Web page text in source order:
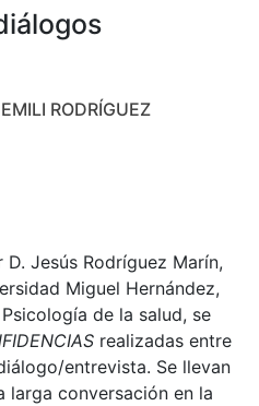
RODRÍGUEZ
Jesús Rodríguez Marín,
Miguel Hernández,
de la salud, se
realizadas entre
entrevista. Se llevan
larga conversación en la